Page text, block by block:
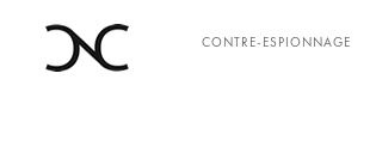
CONTRE-ESPIONNAGE